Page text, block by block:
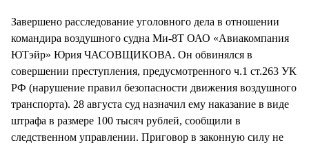
Завершено расследование уголовного дела в отношении
командира воздушного судна Ми-8Т ОАО «Авиакомпания
ЮТэйр» Юрия ЧАСОВЩИКОВА. Он обвинялся в
совершении преступления, предусмотренного ч.1 ст.263 УК
РФ (нарушение правил безопасности движения воздушного
транспорта). 28 августа суд назначил ему наказание в виде
штрафа в размере 100 тысяч рублей, сообщили в
следственном управлении. Приговор в законную силу не